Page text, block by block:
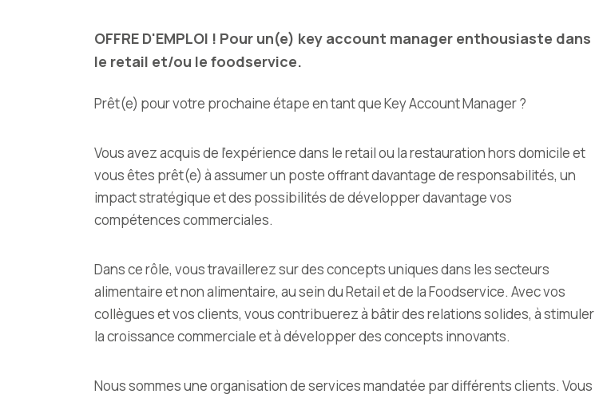
OFFRE D'EMPLOI ! Pour un(e) key account manager enthousiaste dans
le retail et/ou le foodservice.
Prêt(e) pour votre prochaine étape en tant que Key Account Manager ?
Vous avez acquis de l’expérience dans le retail ou la restauration hors domicile et
vous êtes prêt(e) à assumer un poste offrant davantage de responsabilités, un
impact stratégique et des possibilités de développer davantage vos
compétences commerciales.
Dans ce rôle, vous travaillerez sur des concepts uniques dans les secteurs
alimentaire et non alimentaire, au sein du Retail et de la Foodservice. Avec vos
collègues et vos clients, vous contribuerez à bâtir des relations solides, à stimuler
la croissance commerciale et à développer des concepts innovants.
Nous sommes une organisation de services mandatée par différents clients. Vous